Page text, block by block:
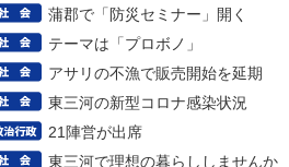
蒲郡で「防災セミナー」開く
テーマは「プロボノ」
アサリの不漁で販売開始を延期
東三河の新型コロナ感染状況
21陣営が出席
東三河で理想の暮らししませんか